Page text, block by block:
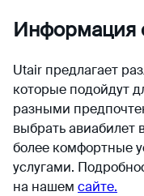
Информация
Utair предлагает
которые подойдут
разными
выбрать авиабилет
более комфортные
услугами.
на нашем сайте.